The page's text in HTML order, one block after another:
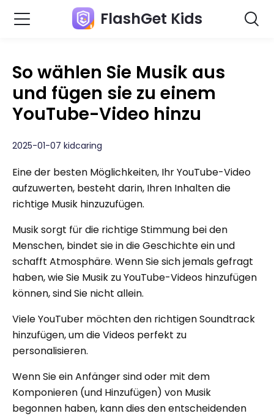
FlashGet Kids
So wählen Sie Musik aus
und fügen sie zu einem
YouTube-Video hinzu
2025-01-07 kidcaring
Eine der besten Möglichkeiten, Ihr YouTube-Video
aufzuwerten, besteht darin, Ihren Inhalten die
richtige Musik hinzuzufügen.
Musik sorgt für die richtige Stimmung bei den
Menschen, bindet sie in die Geschichte ein und
schafft Atmosphäre. Wenn Sie sich jemals gefragt
haben, wie Sie Musik zu YouTube-Videos hinzufügen
können, sind Sie nicht allein.
Viele YouTuber möchten den richtigen Soundtrack
hinzufügen, um die Videos perfekt zu
personalisieren.
Wenn Sie ein Anfänger sind oder mit dem
Komponieren (und Hinzufügen) von Musik
begonnen haben, kann dies den entscheidenden